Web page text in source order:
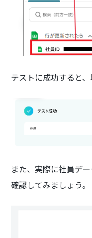
テストに成功すると、
また、実際に社員デ
確認してみましょう。